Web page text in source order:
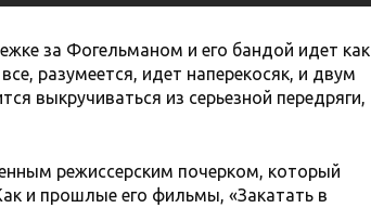
за Фогельманом и его бандой идет как
разумеется, идет наперекосяк, и двум
выкручиваться из серьезной передряги,
режиссерским почерком, который
и прошлые его фильмы, «Закатать в